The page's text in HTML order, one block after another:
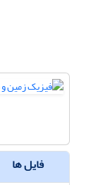
فایل ها